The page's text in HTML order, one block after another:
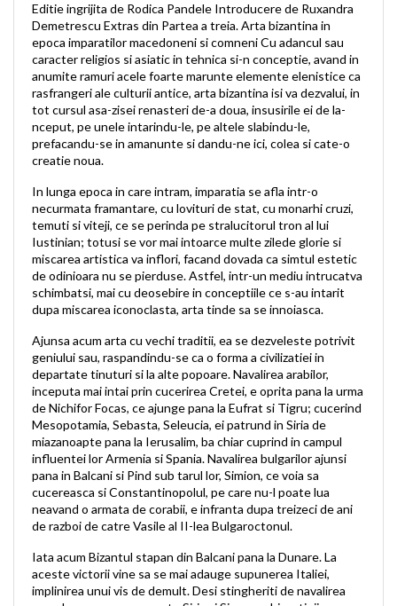
Editie ingrijita de Rodica Pandele Introducere de Ruxandra
Demetrescu Extras din Partea a treia. Arta bizantina in
epoca imparatilor macedoneni si comneni Cu adancul sau
caracter religios si asiatic in tehnica si-n conceptie, avand in
anumite ramuri acele foarte marunte elemente elenistice ca
rasfrangeri ale culturii antice, arta bizantina isi va dezvalui, in
tot cursul asa-zisei renasteri de-a doua, insusirile ei de la-
nceput, pe unele intarindu-le, pe altele slabindu-le,
prefacandu-se in amanunte si dandu-ne ici, colea si cate-o
creatie noua.
In lunga epoca in care intram, imparatia se afla intr-o
necurmata framantare, cu lovituri de stat, cu monarhi cruzi,
temuti si viteji, ce se perinda pe stralucitorul tron al lui
Iustinian; totusi se vor mai intoarce multe zilede glorie si
miscarea artistica va inflori, facand dovada ca simtul estetic
de odinioara nu se pierduse. Astfel, intr-un mediu intrucatva
schimbatsi, mai cu deosebire in conceptiile ce s-au intarit
dupa miscarea iconoclasta, arta tinde sa se innoiasca.
Ajunsa acum arta cu vechi traditii, ea se dezveleste potrivit
geniului sau, raspandindu-se ca o forma a civilizatiei in
departate tinuturi si la alte popoare. Navalirea arabilor,
inceputa mai intai prin cucerirea Cretei, e oprita pana la urma
de Nichifor Focas, ce ajunge pana la Eufrat si Tigru; cucerind
Mesopotamia, Sebasta, Seleucia, ei patrund in Siria de
miazanoapte pana la Ierusalim, ba chiar cuprind in campul
influentei lor Armenia si Spania. Navalirea bulgarilor ajunsi
pana in Balcani si Pind sub tarul lor, Simion, ce voia sa
cucereasca si Constantinopolul, pe care nu-l poate lua
neavand o armata de corabii, e infranta dupa treizeci de ani
de razboi de catre Vasile al II-lea Bulgaroctonul.
Iata acum Bizantul stapan din Balcani pana la Dunare. La
aceste victorii vine sa se mai adauge supunerea Italiei,
implinirea unui vis de demult. Desi stingheriti de navalirea